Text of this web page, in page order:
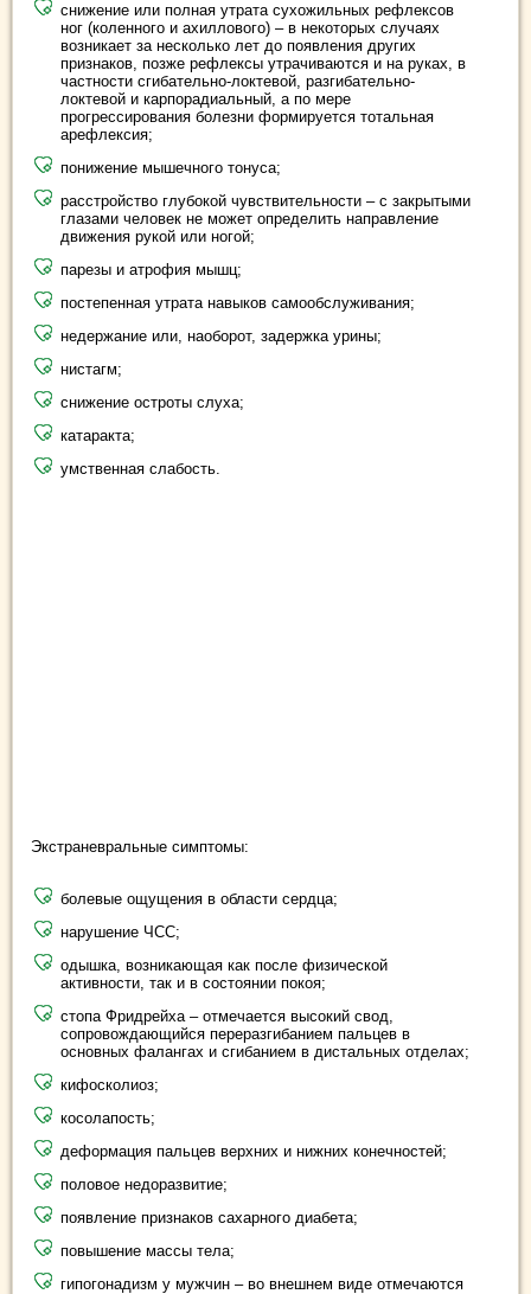
снижение или полная утрата сухожильных рефлексов
ног (коленного и ахиллового) – в некоторых случаях
возникает за несколько лет до появления других
признаков, позже рефлексы утрачиваются и на руках, в
частности сгибательно-локтевой, разгибательно-
локтевой и карпорадиальный, а по мере
прогрессирования болезни формируется тотальная
арефлексия;
понижение мышечного тонуса;
расстройство глубокой чувствительности – с закрытыми
глазами человек не может определить направление
движения рукой или ногой;
парезы и атрофия мышц;
постепенная утрата навыков самообслуживания;
недержание или, наоборот, задержка урины;
нистагм;
снижение остроты слуха;
катаракта;
умственная слабость.
Экстраневральные симптомы:
болевые ощущения в области сердца;
нарушение ЧСС;
одышка, возникающая как после физической
активности, так и в состоянии покоя;
стопа Фридрейха – отмечается высокий свод,
сопровождающийся переразгибанием пальцев в
основных фалангах и сгибанием в дистальных отделах;
кифосколиоз;
косолапость;
деформация пальцев верхних и нижних конечностей;
половое недоразвитие;
появление признаков сахарного диабета;
повышение массы тела;
гипогонадизм у мужчин – во внешнем виде отмечаются